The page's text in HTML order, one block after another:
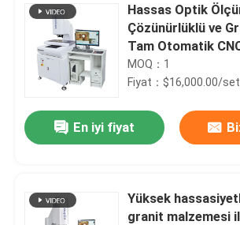
Hassas Optik
Çözünürlüklü ve
Tam Otomatik
Makinesi
MOQ：1
Fiyat：$16,000.00/
En iyi fiyat
Yüksek
granit malzemesi